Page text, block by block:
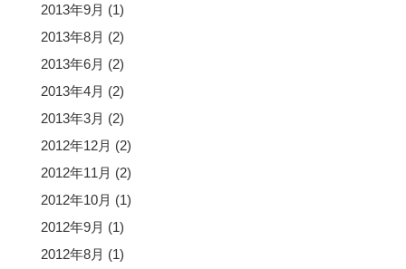
2013年9月 (1)
2013年8月 (2)
2013年6月 (2)
2013年4月 (2)
2013年3月 (2)
2012年12月 (2)
2012年11月 (2)
2012年10月 (1)
2012年9月 (1)
2012年8月 (1)